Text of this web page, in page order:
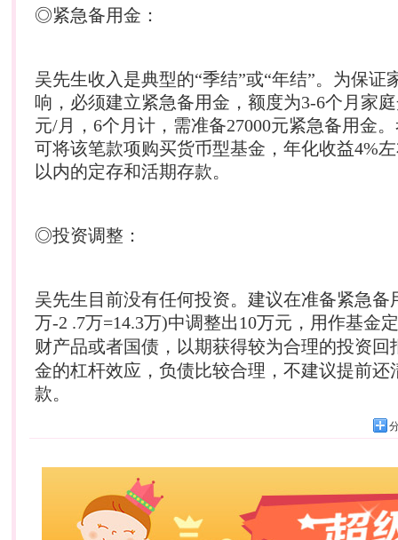
◎紧急备用金：
吴先生收入是典型的“季结”或“年结”。为保证
响，必须建立紧急备用金，额度为3-6个月家
元/月，6个月计，需准备27000元紧急备用金
可将该笔款项购买货币型基金，年化收益4%
以内的定存和活期存款。
◎投资调整：
吴先生目前没有任何投资。建议在准备紧急备
万-2 .7万=14.3万)中调整出10万元，用作基金
财产品或者国债，以期获得较为合理的投资回
金的杠杆效应，负债比较合理，不建议提前还
款。